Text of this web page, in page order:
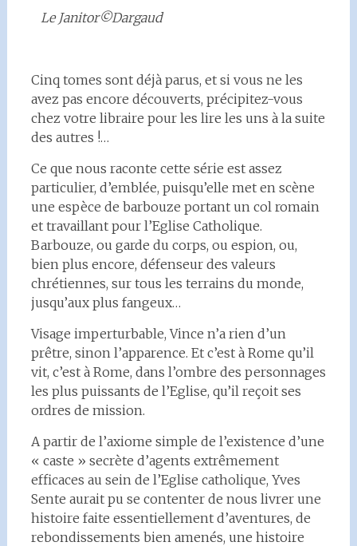
Le Janitor©Dargaud
Cinq tomes sont déjà parus, et si vous ne les
avez pas encore découverts, précipitez-vous
chez votre libraire pour les lire les uns à la suite
des autres !…
Ce que nous raconte cette série est assez
particulier, d’emblée, puisqu’elle met en scène
une espèce de barbouze portant un col romain
et travaillant pour l’Eglise Catholique.
Barbouze, ou garde du corps, ou espion, ou,
bien plus encore, défenseur des valeurs
chrétiennes, sur tous les terrains du monde,
jusqu’aux plus fangeux…
Visage imperturbable, Vince n’a rien d’un
prêtre, sinon l’apparence. Et c’est à Rome qu’il
vit, c’est à Rome, dans l’ombre des personnages
les plus puissants de l’Eglise, qu’il reçoit ses
ordres de mission.
A partir de l’axiome simple de l’existence d’une
« caste » secrète d’agents extrêmement
efficaces au sein de l’Eglise catholique, Yves
Sente aurait pu se contenter de nous livrer une
histoire faite essentiellement d’aventures, de
rebondissements bien amenés, une histoire